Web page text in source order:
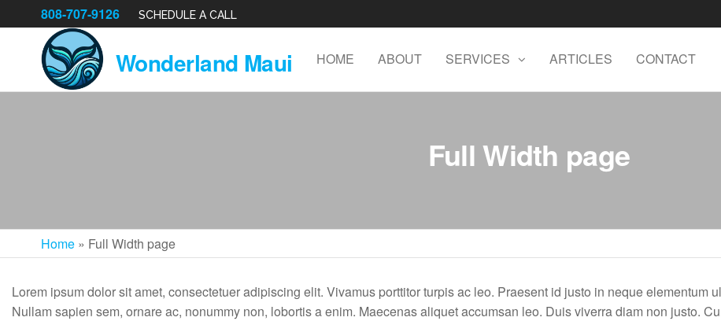
808-707-9126 SCHEDULE A CALL
Wonderland Maui HOME ABOUT SERVICES ARTICLES CONTACT
Full Width page
Home » Full Width page
Lorem ipsum dolor sit amet, consectetuer adipiscing elit. Vivamus porttitor turpis ac leo. Praesent id justo in neque elementum
Nullam sapien sem, ornare ac, nonummy non, lobortis a enim. Maecenas aliquet accumsan leo. Duis viverra diam non justo.